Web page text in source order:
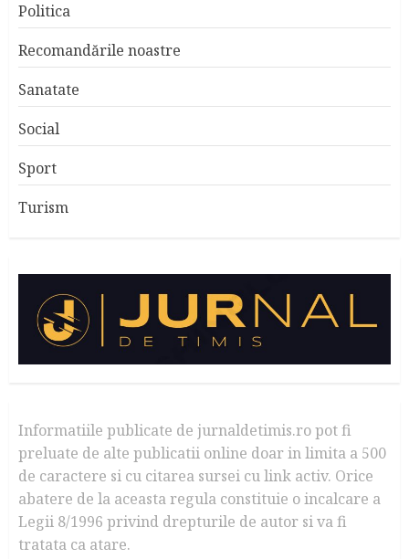
Politica
Recomandările noastre
Sanatate
Social
Sport
Turism
Informatiile publicate de jurnaldetimis.ro pot fi
preluate de alte publicatii online doar in limita a 500
de caractere si cu citarea sursei cu link activ. Orice
abatere de la aceasta regula constituie o incalcare a
Legii 8/1996 privind drepturile de autor si va fi
tratata ca atare.